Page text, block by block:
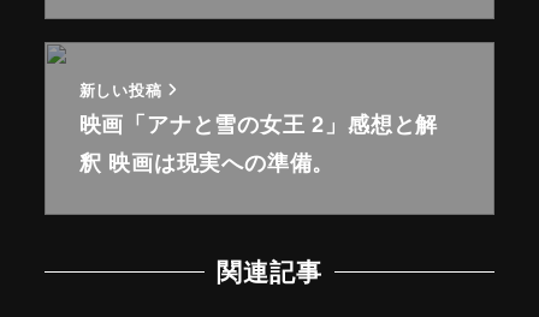
新しい投稿
映画「アナと雪の女王 2」感想と解
釈 映画は現実への準備。
関連記事